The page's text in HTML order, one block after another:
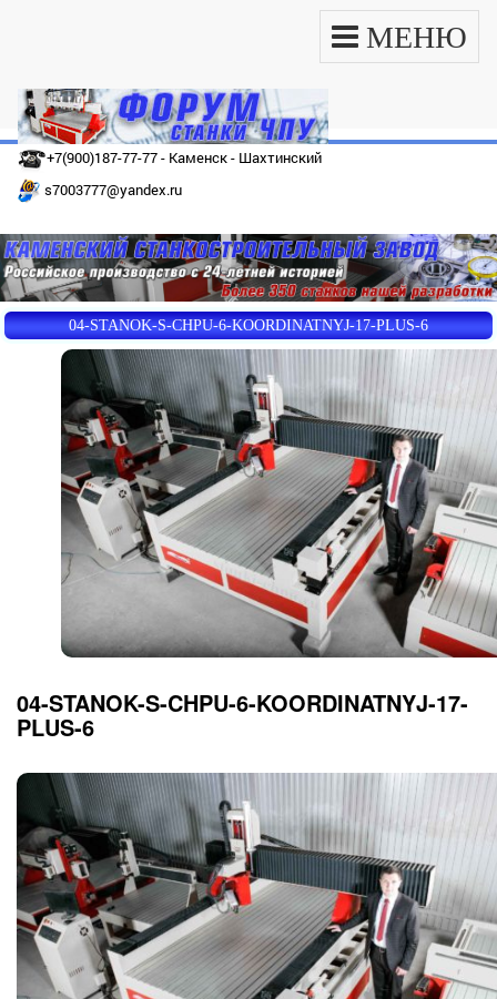
МЕНЮ
+7(900)187-77-77 - Каменск - Шахтинский
s7003777@yandex.ru
04-STANOK-S-CHPU-6-KOORDINATNYJ-17-PLUS-6
04-STANOK-S-CHPU-6-KOORDINATNYJ-17-
PLUS-6